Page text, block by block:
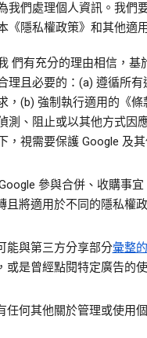
我們處理個人資訊。我們
《隱私權政策》和其他適
們有充分的理由相信，基
理且必要的：(a) 遵循所
，(b) 強制執行適用的《
測、阻止或以其他方式因
，視需要保護 Google 及
參與合併、收購事
且將適用於不同的隱私權
能與第三方分享部分彙整
或是曾經點閱特定廣告的
任何其他關於管理或使用